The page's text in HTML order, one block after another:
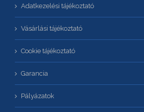
Adatkezelési tájékoztató
Vásárlási tájékoztató
Cookie tájékoztató
Garancia
Pályázatok